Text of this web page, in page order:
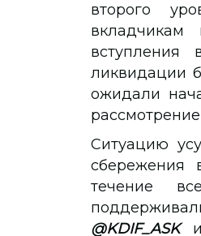
второго
ликвидации
ожидали
Ситуацию
сбережения
течение
@KDIF_ASKи